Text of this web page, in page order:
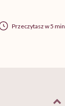
Przeczytasz w 5 min